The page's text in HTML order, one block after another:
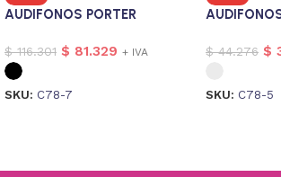
AUDIFONOS PORTER
$116.301 $ 81.329 + IVA
SKU: C78-7
$44.276 $
SKU: C78-5